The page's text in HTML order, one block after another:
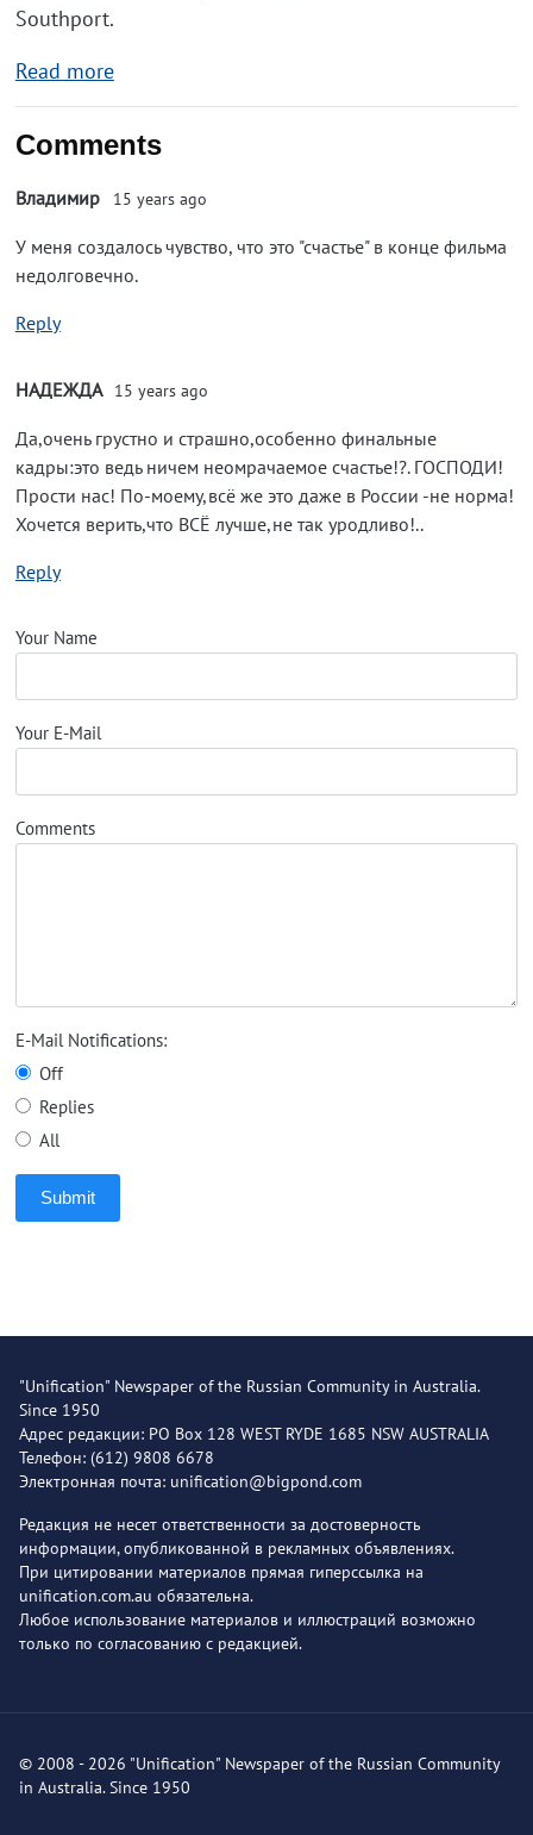
Southport.
Read more
Comments
Владимир 15 years ago
У меня создалось чувство, что это "счастье" в конце фильма
недолговечно.
Reply
НАДЕЖДА 15 years ago
Да,очень грустно и страшно,особенно финальные
кадры:это ведь ничем неомрачаемое счастье!?. ГОСПОДИ!
Прости нас! По-моему,всё же это даже в России -не норма!
Хочется верить,что ВСЁ лучше,не так уродливо!..
Reply
Your Name
Your E-Mail
Comments
E-Mail Notifications:
Off
Replies
All
Submit
"Unification" Newspaper of the Russian Community in Australia.
Since 1950
Адрес редакции: PO Box 128 WEST RYDE 1685 NSW AUSTRALIA
Телефон: (612) 9808 6678
Электронная почта: unification@bigpond.com
Редакция не несет ответственности за достоверность
информации, опубликованной в рекламных объявлениях.
При цитировании материалов прямая гиперссылка на
unification.com.au обязательна.
Любое использование материалов и иллюстраций возможно
только по согласованию с редакцией.
© 2008 - 2026 "Unification" Newspaper of the Russian Community
in Australia. Since 1950